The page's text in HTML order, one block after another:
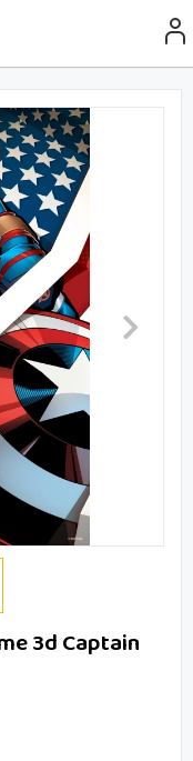
3d Captain